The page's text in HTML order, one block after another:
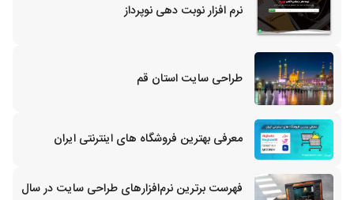
نرم افزار نوبت دهی نوپرداز
طراحی سایت استان قم
معرفی بهترین فروشگاه های اینترنتی ایران
فهرست برترین نرم‌افزارهای طراحی سایت در سال